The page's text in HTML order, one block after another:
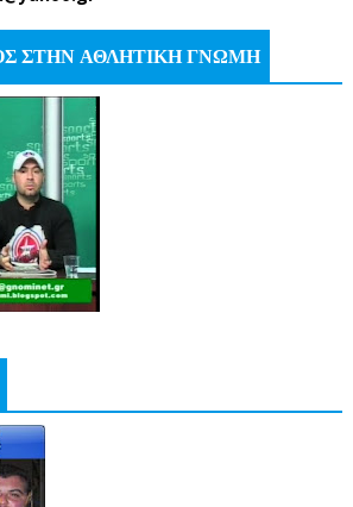
ΣΤΗΝ ΑΘΛΗΤΙΚΗ ΓΝΩΜΗ